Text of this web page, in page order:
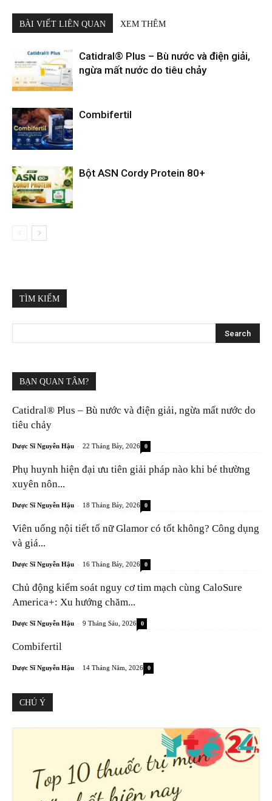
BÀI VIẾT LIÊN QUAN XEM THÊM
Catidral® Plus – Bù nước và điện giải,
ngừa mất nước do tiêu chảy
Combifertil
Bột ASN Cordy Protein 80+
TÌM KIẾM
BẠN QUAN TÂM?
Catidral® Plus – Bù nước và điện giải, ngừa mất nước do
tiêu chảy
Dược Sĩ Nguyễn Hậu - 22 Tháng Bảy, 2026 0
Phụ huynh hiện đại ưu tiên giải pháp nào khi bé thường
xuyên nôn...
Dược Sĩ Nguyễn Hậu - 18 Tháng Bảy, 2026 0
Viên uống nội tiết tố nữ Glamor có tốt không? Công dụng
và giá...
Dược Sĩ Nguyễn Hậu - 16 Tháng Bảy, 2026 0
Chủ động kiểm soát nguy cơ tim mạch cùng CaloSure
America+: Xu hướng chăm...
Dược Sĩ Nguyễn Hậu - 9 Tháng Sáu, 2026 0
Combifertil
Dược Sĩ Nguyễn Hậu - 14 Tháng Năm, 2026 0
CHÚ Ý